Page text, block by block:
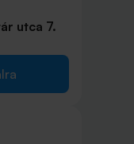
utca 7.